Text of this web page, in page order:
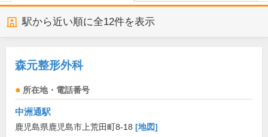
駅から近い順に全12件を表示
森元整形外科
所在地・電話番号
中洲通駅
鹿児島県鹿児島市上荒田町8-18 [地図]